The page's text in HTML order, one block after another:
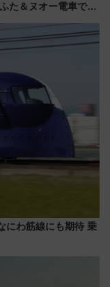
た＆ヌオー電車で楽
絶品グルメを満喫！
スタート）
にわ筋線にも期待 乗